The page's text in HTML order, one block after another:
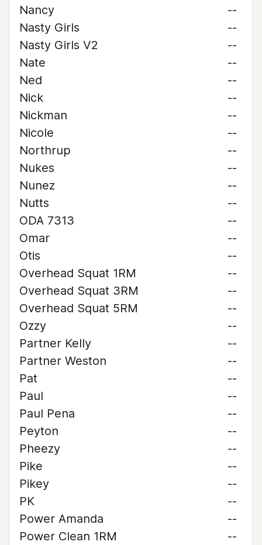
Nancy
--
Nasty Girls
--
Nasty Girls V2
--
Nate
--
Ned
--
Nick
--
Nickman
--
Nicole
--
Northrup
--
Nukes
--
Nunez
--
Nutts
--
ODA 7313
--
Omar
--
Otis
--
Overhead Squat 1RM
--
Overhead Squat 3RM
--
Overhead Squat 5RM
--
Ozzy
--
Partner Kelly
--
Partner Weston
--
Pat
--
Paul
--
Paul Pena
--
Peyton
--
Pheezy
--
Pike
--
Pikey
--
PK
--
Power Amanda
--
Power Clean 1RM
--